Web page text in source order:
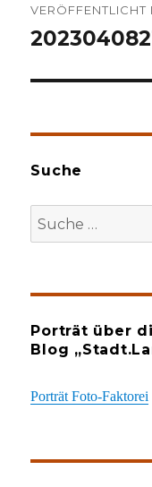
VERÖFFENTLICHT
Suche
Suche
nach:
Porträt über
Blog
Porträt Foto-Faktorei